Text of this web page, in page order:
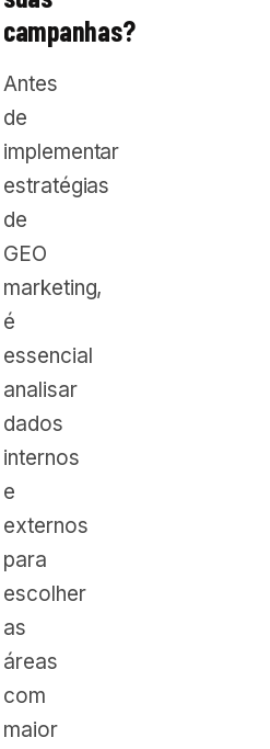
campanhas?
Antes
de
implementar
estratégias
de
GEO
marketing,
é
essencial
analisar
dados
internos
e
externos
para
escolher
as
áreas
com
maior